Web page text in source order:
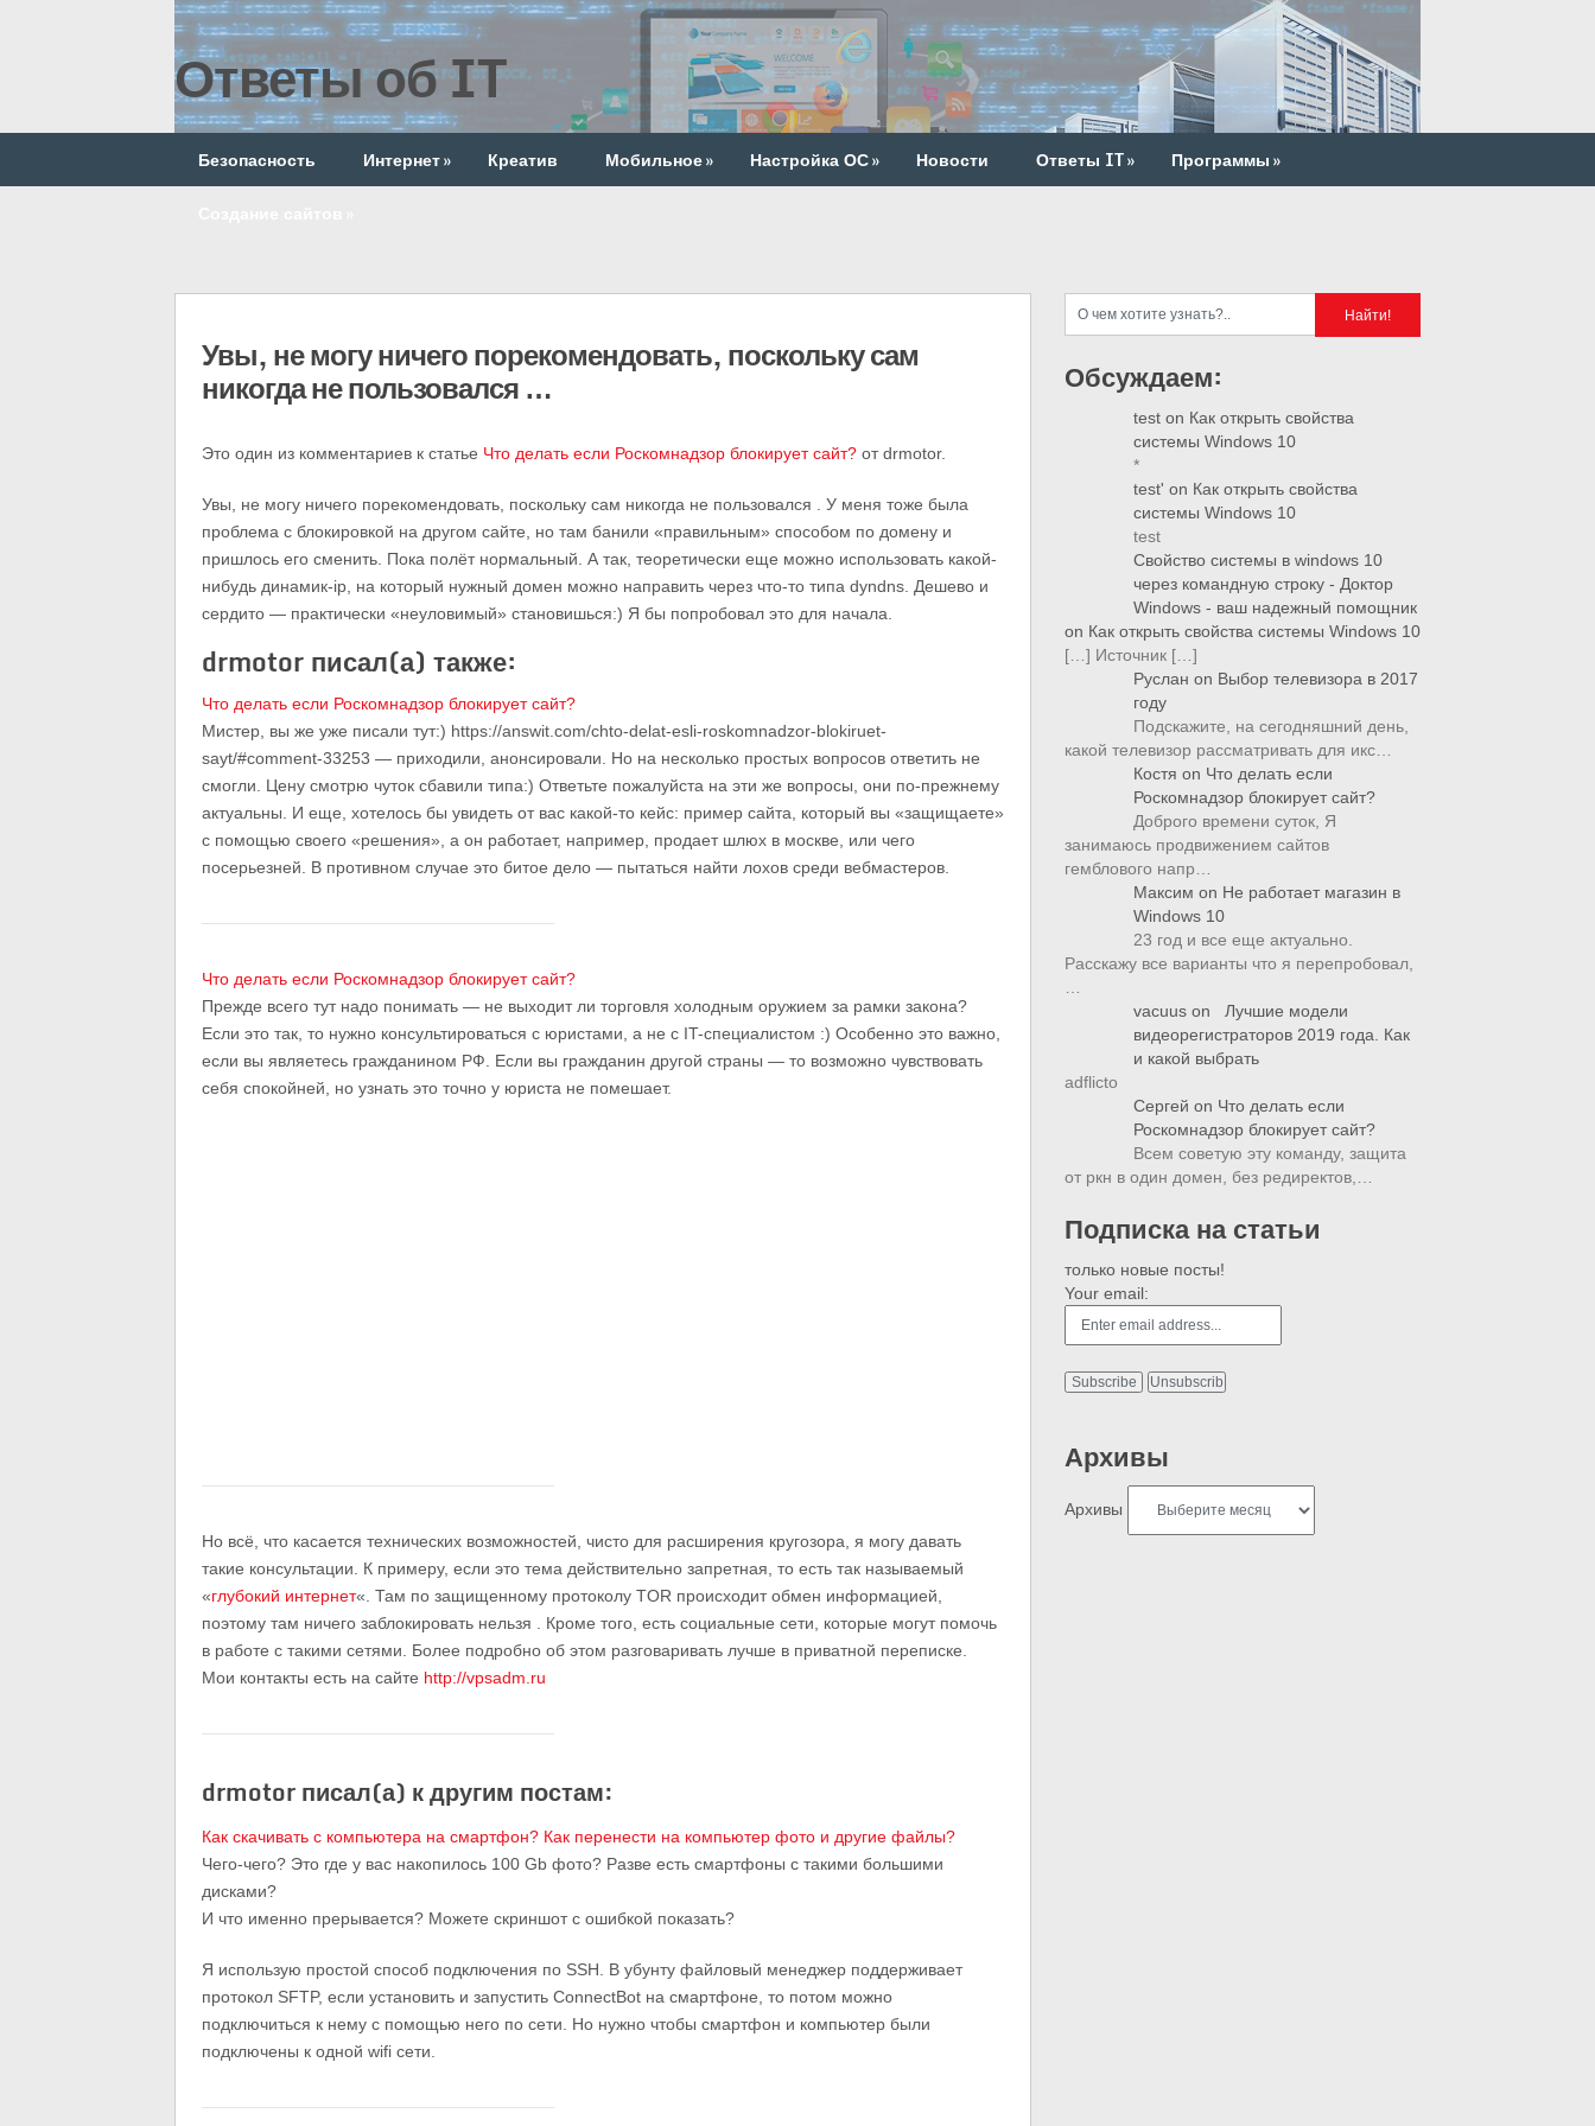
Ответы об IT
Безопасность Интернет» Креатив Мобильное» Настройка ОС» Новости Ответы IT» Программы»
Увы, не могу ничего порекомендовать, поскольку сам
никогда не пользовался …
Это один из комментариев к статье Что делать если Роскомнадзор блокирует сайт? от drmotor.
Увы, не могу ничего порекомендовать, поскольку сам никогда не пользовался . У меня тоже была
проблема с блокировкой на другом сайте, но там банили «правильным» способом по домену и
пришлось его сменить. Пока полёт нормальный. А так, теоретически еще можно использовать какой-
нибудь динамик-ip, на который нужный домен можно направить через что-то типа dyndns. Дешево и
сердито — практически «неуловимый» становишься:) Я бы попробовал это для начала.
drmotor писал(а) также:
Что делать если Роскомнадзор блокирует сайт?
Мистер, вы же уже писали тут:) https://answit.com/chto-delat-esli-roskomnadzor-blokiruet-
sayt/#comment-33253 — приходили, анонсировали. Но на несколько простых вопросов ответить не
смогли. Цену смотрю чуток сбавили типа:) Ответьте пожалуйста на эти же вопросы, они по-прежнему
актуальны. И еще, хотелось бы увидеть от вас какой-то кейс: пример сайта, который вы «защищаете»
с помощью своего «решения», а он работает, например, продает шлюх в москве, или чего
посерьезней. В противном случае это битое дело — пытаться найти лохов среди вебмастеров.
Что делать если Роскомнадзор блокирует сайт?
Прежде всего тут надо понимать — не выходит ли торговля холодным оружием за рамки закона?
Если это так, то нужно консультироваться с юристами, а не с IT-специалистом :) Особенно это важно,
если вы являетесь гражданином РФ. Если вы гражданин другой страны — то возможно чувствовать
себя спокойней, но узнать это точно у юриста не помешает.
Но всё, что касается технических возможностей, чисто для расширения кругозора, я могу давать
такие консультации. К примеру, если это тема действительно запретная, то есть так называемый
«глубокий интернет«. Там по защищенному протоколу TOR происходит обмен информацией,
поэтому там ничего заблокировать нельзя . Кроме того, есть социальные сети, которые могут помочь
в работе с такими сетями. Более подробно об этом разговаривать лучше в приватной переписке.
Мои контакты есть на сайте http://vpsadm.ru
drmotor писал(а) к другим постам:
Как скачивать с компьютера на смартфон? Как перенести на компьютер фото и другие файлы?
Чего-чего? Это где у вас накопилось 100 Gb фото? Разве есть смартфоны с такими большими
дисками?
И что именно прерывается? Можете скриншот с ошибкой показать?
Я использую простой способ подключения по SSH. В убунту файловый менеджер поддерживает
протокол SFTP, если установить и запустить ConnectBot на смартфоне, то потом можно
подключиться к нему с помощью него по сети. Но нужно чтобы смартфон и компьютер были
подключены к одной wifi сети.
Обсуждаем:
test on Как открыть свойства
системы Windows 10
*
test' on Как открыть свойства
системы Windows 10
test
Свойство системы в windows 10
через командную строку - Доктор
Windows - ваш надежный помощник
on Как открыть свойства системы Windows 10
[…] Источник […]
Руслан on Выбор телевизора в 2017
году
Подскажите, на сегодняшний день,
какой телевизор рассматривать для икс…
Костя on Что делать если
Роскомнадзор блокирует сайт?
Доброго времени суток, Я
занимаюсь продвижением сайтов
гемблового напр…
Максим on Не работает магазин в
Windows 10
23 год и все еще актуально.
Расскажу все варианты что я перепробовал,
vacuus on
Лучшие модели
видеорегистраторов 2019 года. Как
и какой выбрать
adflicto
Сергей on Что делать если
Роскомнадзор блокирует сайт?
Всем советую эту команду, защита
от ркн в один домен, без редиректов,…
Подписка на статьи
только новые посты!
Your email:
Архивы
Архивы